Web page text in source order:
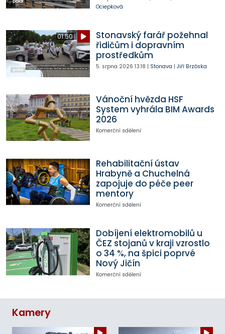
Ociepková
01:50
Stonavský farář požehnal
řidičům i dopravním
prostředkům
5. srpna 2026 13:18 | Stonava | Jiří Brzóska
Vánoční hvězda HSF
System vyhrála BIM Awards
2026
Komerční sdělení
Rehabilitační ústav
Hrabyně a Chuchelná
zapojuje do péče peer
mentory
Komerční sdělení
Dobíjení elektromobilů u
ČEZ stojanů v kraji vzrostlo
o 34 %, na špici poprvé
Nový Jičín
Komerční sdělení
Kamery